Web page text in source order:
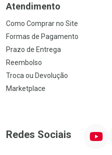
Atendimento
Como Comprar no Site
Formas de Pagamento
Prazo de Entrega
Reembolso
Troca ou Devolução
Marketplace
Redes Sociais